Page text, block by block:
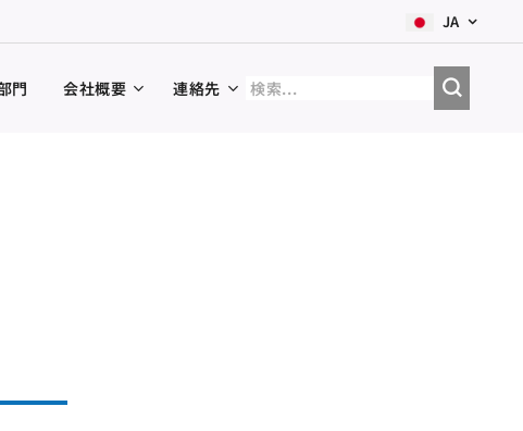
JA
門 会社概要 連絡先